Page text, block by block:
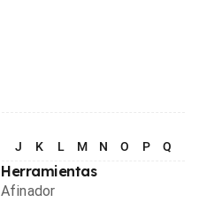
J K L M N O P Q
Herramientas
Afinador